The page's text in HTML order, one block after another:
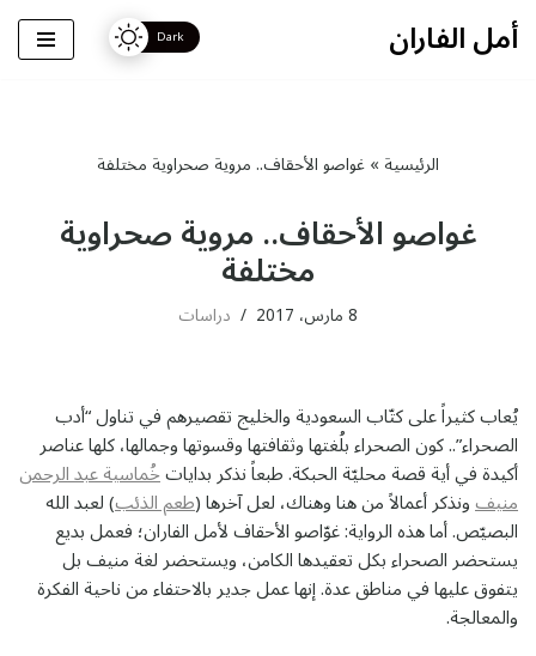
تخطى
أمل الفاران
الرئيسية »غواصو الأحقاف.. مروية صحراوية مختلفة
غواصو الأحقاف.. مروية صحراوية
مختلفة
8 مارس، 2017 دراسات
يُعاب كثيراً على كتّاب السعودية والخليج تقصيرهم في تناول “أدب
الصحراء”.. كون الصحراء بلُغتها وثقافتها وقسوتها وجمالها، كلها عناصر
أكيدة في أية قصة محليّة الحبكة. طبعاً نذكر بداياتخُماسية عبد الرحمن
منيفونذكر أعمالاً من هنا وهناك، لعل آخرها (طعم الذئب) لعبد الله
البصيّص. أما هذه الرواية: غوّاصو الأحقاف لأمل الفاران؛ فعمل بديع
يستحضر الصحراء بكل تعقيدها الكامن، ويستحضر لغة منيف بل
يتفوق عليها في مناطق عدة. إنها عمل جدير بالاحتفاء من ناحية الفكرة
والمعالجة.